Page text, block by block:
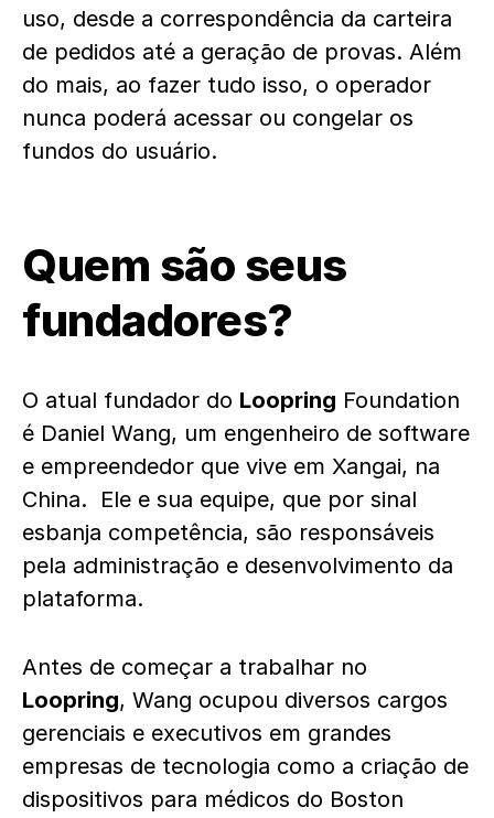
uso, desde a correspondência da carteira
de pedidos até a geração de provas. Além
do mais, ao fazer tudo isso, o operador
nunca poderá acessar ou congelar os
fundos do usuário.
Quem são seus
fundadores?
O atual fundador do Loopring Foundation
é Daniel Wang, um engenheiro de software
e empreendedor que vive em Xangai, na
China. Ele e sua equipe, que por sinal
esbanja competência, são responsáveis
pela administração e desenvolvimento da
plataforma.
Antes de começar a trabalhar no
Loopring, Wang ocupou diversos cargos
gerenciais e executivos em grandes
empresas de tecnologia como a criação de
dispositivos para médicos do Boston